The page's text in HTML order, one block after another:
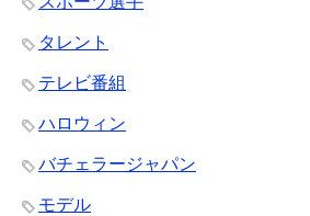
タレント
テレビ番組
ハロウィン
バチェラージャパン
モデル